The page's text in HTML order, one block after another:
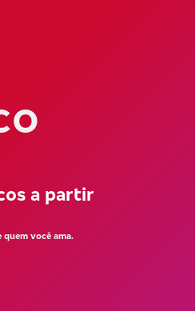
a partir
você ama.